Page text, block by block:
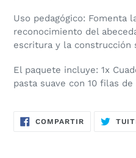
Uso pedagógico: Fomenta
reconocimiento del
escritura y la construcción
El paquete incluye: 1x
pasta suave con 10 filas de
COMPARTIRCOMPARTIR